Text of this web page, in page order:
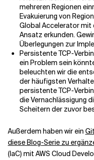
mehreren Regionen
Evakuierung von
Global Accelerator
Ansatz erkunden.
Überlegungen zur
Persistente TCP-
ein Problem sein
beleuchten wir die
der häufigsten
persistente TCP-
die Vernachlässigung
Scheitern der zuvor
Außerdem haben wir ein
diese Blog-Serie zu
(IaC) mit AWS Cloud